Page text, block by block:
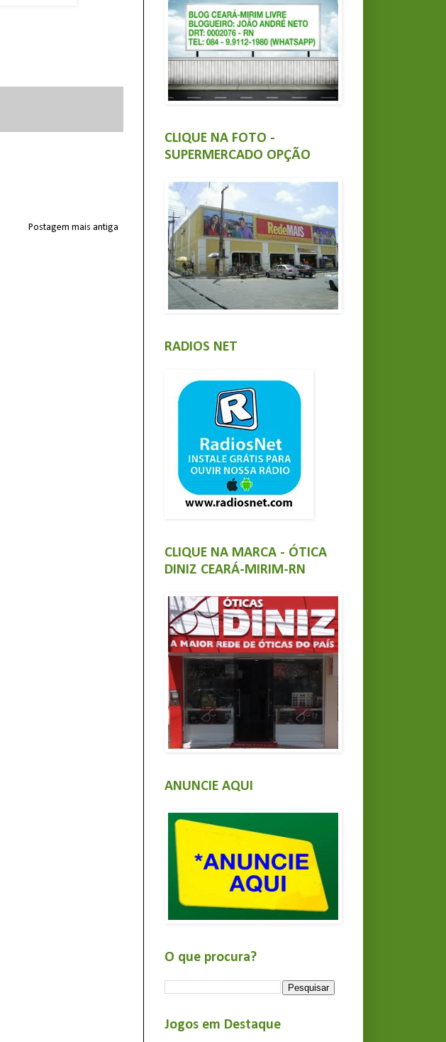
Postagem mais antiga
CLIQUE NA FOTO -
SUPERMERCADO OPÇÃO
RADIOS NET
CLIQUE NA MARCA - ÓTICA
DINIZ CEARÁ-MIRIM-RN
ANUNCIE AQUI
O que procura?
Jogos em Destaque